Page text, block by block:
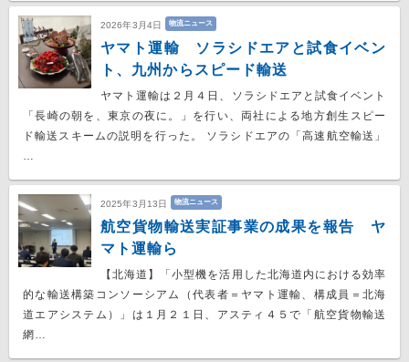
2026年3月4日 物流ニュース
ヤマト運輸 ソラシドエアと試食イベン
ト、九州からスピード輸送
ヤマト運輸は２月４日、ソラシドエアと試食イベント
「長崎の朝を、東京の夜に。」を行い、両社による地方創生スピー
ド輸送スキームの説明を行った。 ソラシドエアの「高速航空輸送」
2025年3月13日 物流ニュース
航空貨物輸送実証事業の成果を報告 ヤ
マト運輸ら
【北海道】「小型機を活用した北海道内における効率
的な輸送構築コンソーシアム（代表者＝ヤマト運輸、構成員＝北海
道エアシステム）」は１月２１日、アスティ４５で「航空貨物輸送
網…